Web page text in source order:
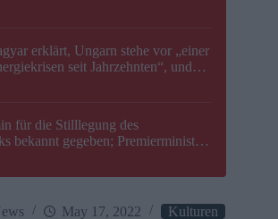
erklärt, Ungarn stehe vor „einer
seit Jahrzehnten“, und
für die Stilllegung des
bekannt gegeben; Premierminister
May 17, 2022 Kulturen